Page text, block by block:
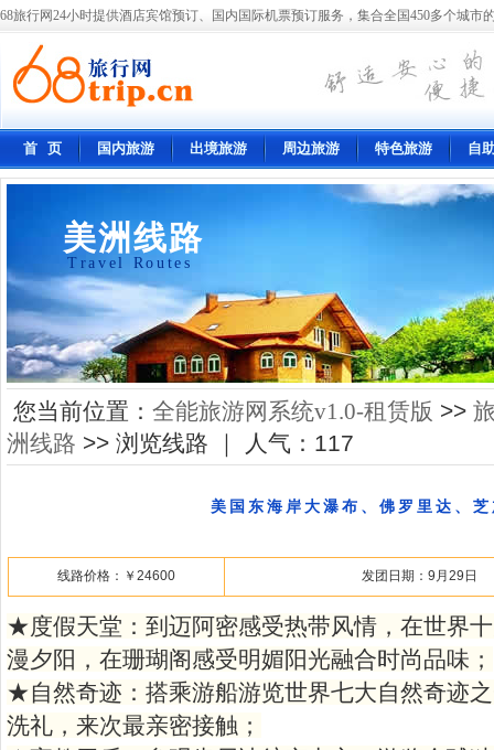
68旅行网24小时提供酒店宾馆预订、国内国际机票预订服务，集合全国450多个城市
首 页 国内旅游 出境旅游 周边旅游 特色旅游 自
美洲线路
Travel Routes
您当前位置： 全能旅游网系统v1.0-租赁版 >>
洲线路 >> 浏览线路 ｜ 人气： 117
美国东海岸大瀑布、佛罗里达、
线路价格：￥24600 发团日期：9月29日
★度假天堂：到迈阿密感受热带风情，在世界
漫夕阳，在珊瑚阁感受明媚阳光融合时尚品味；
★自然奇迹：搭乘游船游览世界七大自然奇迹
洗礼，来次最亲密接触；